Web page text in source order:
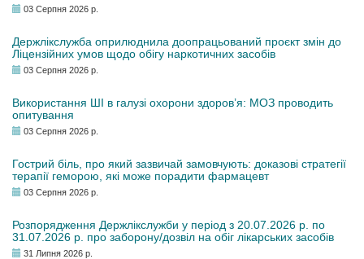
03 Серпня 2026 р.
Держлікслужба оприлюднила доопрацьований проєкт змін до
Ліцензійних умов щодо обігу наркотичних засобів
03 Серпня 2026 р.
Використання ШІ в галузі охорони здоров’я: МОЗ проводить
опитування
03 Серпня 2026 р.
Гострий біль, про який зазвичай замовчують: доказові стратегії
терапії геморою, які може порадити фармацевт
03 Серпня 2026 р.
Розпорядження Держлікслужби у період з 20.07.2026 р. по
31.07.2026 р. про заборону/дозвіл на обіг лікарських засобів
31 Липня 2026 р.